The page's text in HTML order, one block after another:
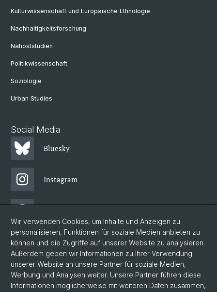
Kulturwissenschaft und Europäische Ethnologie
Nachhaltigkeitsforschung
Nahoststudien
Politikwissenschaft
Soziologie
Urban Studies
Social Media
Bluesky
Instagram
Facebook
Newsletter
Wir verwenden Cookies, um Inhalte und Anzeigen zu
personalisieren, Funktionen für soziale Medien anbieten zu
können und die Zugriffe auf unserer Website zu analysieren.
Außerdem geben wir Informationen zu Ihrer Verwendung
unserer Website an unsere Partner für soziale Medien,
Werbung und Analysen weiter. Unsere Partner führen diese
Informationen möglicherweise mit weiteren Daten zusammen,